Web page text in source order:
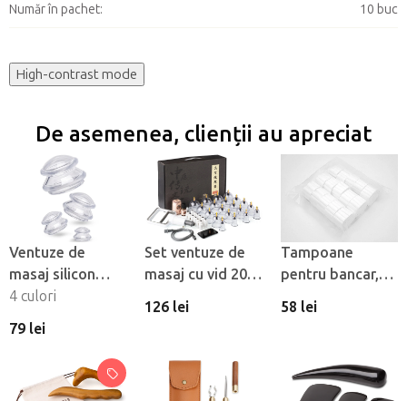
Număr în pachet: 10 buc
High-contrast mode
De asemenea, clienții au apreciat
Ventuze de
masaj silicon
Fabulo
Mushroom - set,
4 culori
79 lei
Set ventuze de
masaj cu vid 20
126 lei
Tampoane
pentru bancar,
450 buc
58 lei